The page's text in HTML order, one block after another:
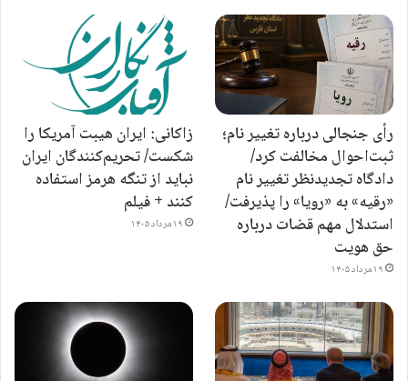
رأی جنجالی درباره تغییر نام؛
ثبت‌احوال مخالفت کرد/
دادگاه تجدیدنظر تغییر نام
«رقیه» به «رویا» را پذیرفت/
استدلال مهم قضات درباره
حق هویت
۱۹ مرداد ۱۴۰۵
زاکانی: ایران هیبت آمریکا را
شکست/ تحریم‌کنندگان ایران
نباید از تنگه هرمز استفاده
کنند + فیلم
۱۹ مرداد ۱۴۰۵